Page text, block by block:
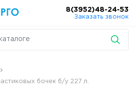
8(3952)48-24-53
Заказать звонок
бочек б/у 227 л.